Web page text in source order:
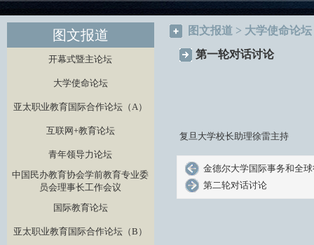
图文报道
开幕式暨主论坛
大学使命论坛
亚太职业教育国际合作论坛（A）
互联网+教育论坛
青年领导力论坛
中国民办教育协会学前教育专业委
员会理事长工作会议
国际教育论坛
亚太职业教育国际合作论坛（B）
图文报道 > 大学使命论坛
第一轮对话讨论
复旦大学校长助理徐雷主持
金德尔大学国际事务和全
第二轮对话讨论